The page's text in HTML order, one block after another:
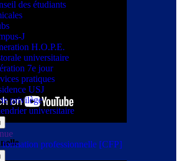
des étudiants
J
H.O.P.E.
universitaire
7e jour
pratiques
USJ
privilège
universitaire
formation professionnelle [CFP]